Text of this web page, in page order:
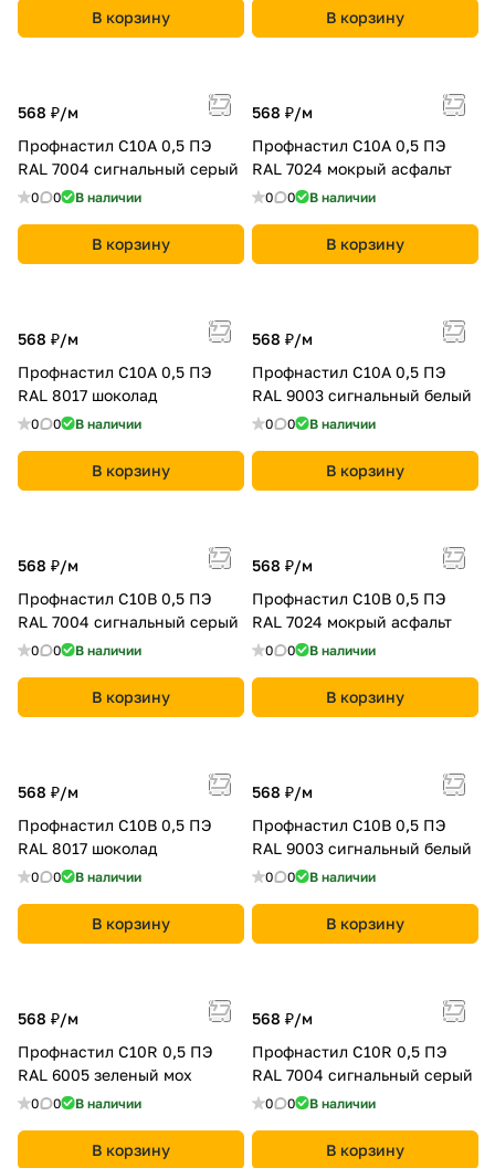
В корзину В корзину
568 ₽/м
Профнастил С10A 0,5 ПЭ
RAL 7004 сигнальный серый
0 0 В наличии
В корзину
568 ₽/м
Профнастил С10A 0,5 ПЭ
RAL 7024 мокрый асфальт
0 0 В наличии
В корзину
568 ₽/м
Профнастил С10A 0,5 ПЭ
RAL 8017 шоколад
0 0 В наличии
В корзину
568 ₽/м
Профнастил С10A 0,5 ПЭ
RAL 9003 сигнальный белый
0 0 В наличии
В корзину
568 ₽/м
Профнастил С10B 0,5 ПЭ
RAL 7004 сигнальный серый
0 0 В наличии
В корзину
568 ₽/м
Профнастил С10B 0,5 ПЭ
RAL 7024 мокрый асфальт
0 0 В наличии
В корзину
568 ₽/м
Профнастил С10B 0,5 ПЭ
RAL 8017 шоколад
0 0 В наличии
В корзину
568 ₽/м
Профнастил С10B 0,5 ПЭ
RAL 9003 сигнальный белый
0 0 В наличии
В корзину
568 ₽/м
Профнастил С10R 0,5 ПЭ
RAL 6005 зеленый мох
0 0 В наличии
В корзину
568 ₽/м
Профнастил С10R 0,5 ПЭ
RAL 7004 сигнальный серый
0 0 В наличии
В корзину